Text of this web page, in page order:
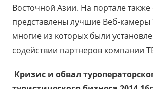
Восточной Азии. На портале также
представлены лучшие Веб-камеры
многие из которых были
содействии партнеров компании
Кризис и обвал